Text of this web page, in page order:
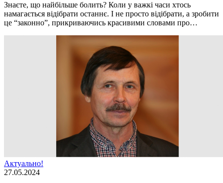
Знаєте, що найбільше болить? Коли у важкі часи хтось
намагається відібрати останнє. І не просто відібрати, а зробити
це “законно”, прикриваючись красивими словами про…
Актуально!
27.05.2024